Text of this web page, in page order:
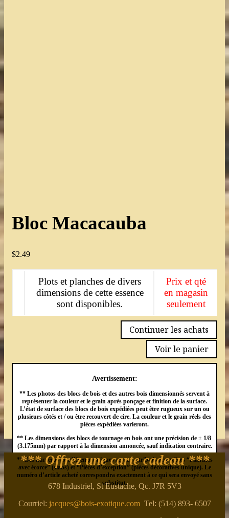
Bloc Macacauba
$2.49
Plots et planches de divers
dimensions de cette essence
sont disponibles.
Prix et qté
en magasin
seulement
Continuer les achats
Voir le panier
Avertissement:
** Les photos des blocs de bois et des autres bois dimensionnés servent à
représenter la couleur et le grain après ponçage et finition de la surface.
L’état de surface des blocs de bois expédiées peut être rugueux sur un ou
plusieurs côtés et / ou être recouvert de cire. La couleur et le grain réels des
pièces expédiées varieront.
** Les dimensions des blocs de tournage en bois ont une précision de ± 1/8
(3.175mm) par rapport à la dimension annoncée, sauf indication contraire.
** Des numéros de référence uniques seront attribués aux pièces “Planches
avec écorce” (slabs) et “Pièces d’exception” (pièces décoratives unique). Le
numéro d’article acheté correspondra exactement à ce qui sera envoyé sans
substitut.
*** Offrez une carte cadeau ***
678 Industriel, St Eustache, Qc. J7R 5V3
Courriel: jacques@bois-exotique.comTel: (514) 893- 6507